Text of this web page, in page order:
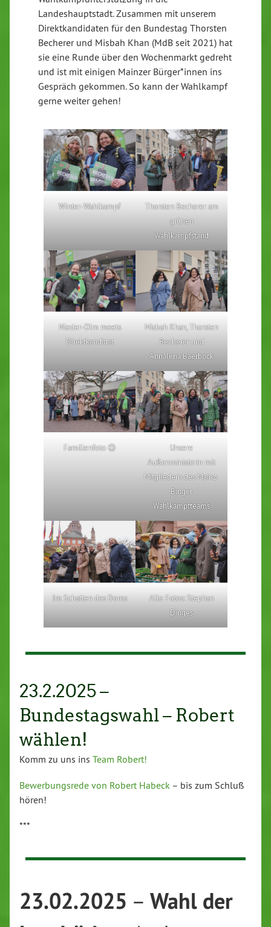
Landeshauptstadt. Zusammen mit unserem
Direktkandidaten für den Bundestag Thorsten
Becherer und Misbah Khan (MdB seit 2021) hat
sie eine Runde über den Wochenmarkt gedreht
und ist mit einigen Mainzer Bürger*innen ins
Gespräch gekommen. So kann der Wahlkampf
gerne weiter gehen!
Winter-Wahlkampf
Thorsten Becherer am
grünen
Wahlkampfstand
Nieder-Olm meets
Direktkandidat
Misbah Khan, Thorsten
Becherer und
Annalena Baerbock
Familienfoto 😉
Unsere
Außenministerin mit
Mitgliedern des Mainz-
Binger
Wahlkampfteams
Im Schatten des Doms
Alle Fotos: Stephan
Dinges
23.2.2025 –
Bundestagswahl – Robert
wählen!
Komm zu uns ins Team Robert!
Bewerbungsrede von Robert Habeck – bis zum Schluß
hören!
***
23.02.2025 – Wahl der